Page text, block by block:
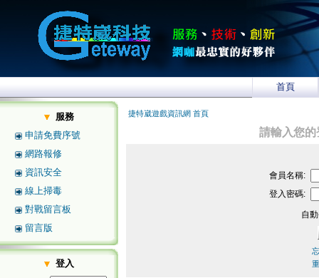
首頁
服務
申請免費序號
網路報修
資訊安全
線上掃毒
對戰留言板
留言版
登入
捷特崴遊戲資訊網 首頁
請輸入您
會員名稱:
登入密碼:
自